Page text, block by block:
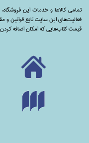
تمامی‌ کالاها و خدمات این
فعالیت‌های این سایت تابع قوانین و
قیمت کتاب‌هایی که امکان اضافه کردن